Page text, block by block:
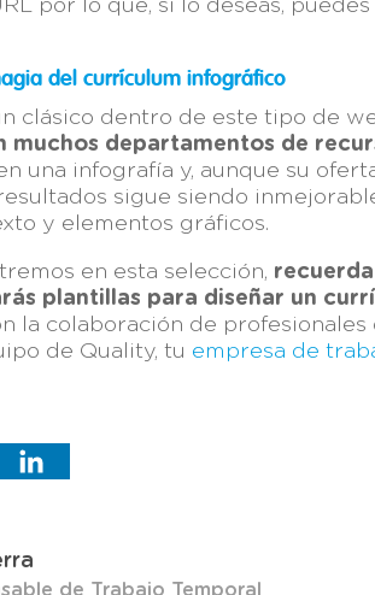
por lo que, si lo deseas,
del currículum infográfico
clásico dentro de este tipo de
muchos departamentos de
una infografía y, aunque su
sigue siendo
y elementos gráficos.
en esta selección,
plantillas para diseñar un
la colaboración de
de Quality, tu empresa de
de Trabajo Temporal